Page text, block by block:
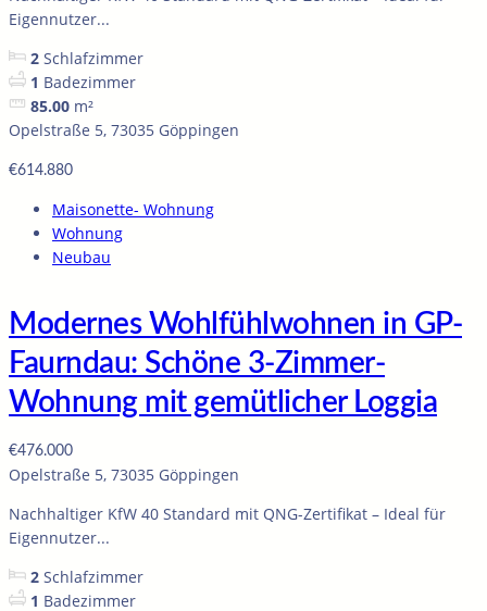
Eigennutzer...
2 Schlafzimmer
1 Badezimmer
85.00 m²
Opelstraße 5, 73035 Göppingen
€614.880
Maisonette- Wohnung
Wohnung
Neubau
Modernes Wohlfühlwohnen in GP-
Faurndau: Schöne 3-Zimmer-
Wohnung mit gemütlicher Loggia
€476.000
Opelstraße 5, 73035 Göppingen
Nachhaltiger KfW 40 Standard mit QNG-Zertifikat – Ideal für
Eigennutzer...
2 Schlafzimmer
1 Badezimmer